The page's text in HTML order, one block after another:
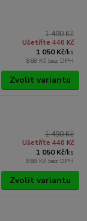
1 490 Kč
Ušetříte 440 Kč
1 050 Kč/ks
868 Kč bez DPH
Zvolit variantu
1 490 Kč
Ušetříte 440 Kč
1 050 Kč/ks
868 Kč bez DPH
Zvolit variantu